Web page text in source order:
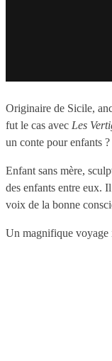
Originaire de Sicile,
fut le cas avec Les
un conte pour enfants
Enfant sans mère,
des enfants entre eux.
voix de la bonne
Un magnifique voyage